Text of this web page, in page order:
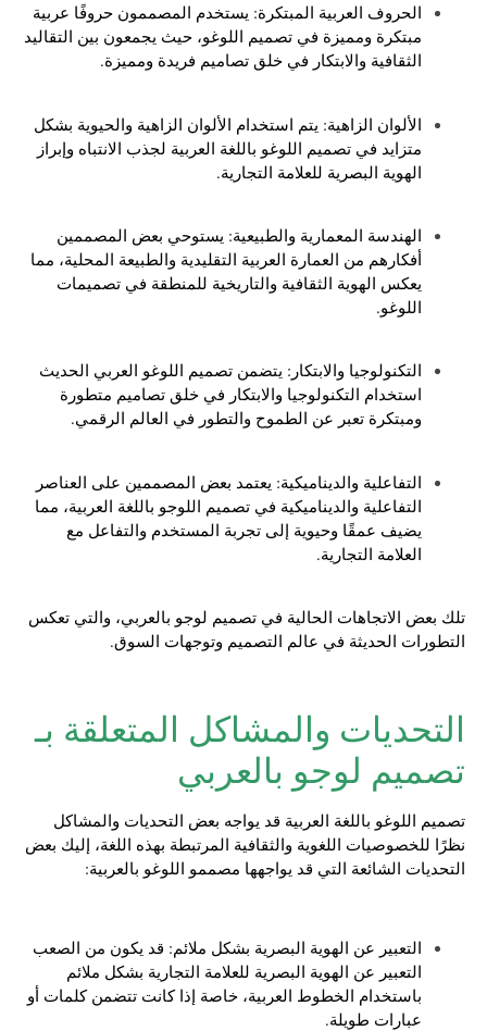
الحروف العربية المبتكرة: يستخدم المصممون حروفًا عربية
مبتكرة ومميزة في تصميم اللوغو، حيث يجمعون بين التقاليد
الثقافية والابتكار في خلق تصاميم فريدة ومميزة.
الألوان الزاهية: يتم استخدام الألوان الزاهية والحيوية بشكل
متزايد في تصميم اللوغو باللغة العربية لجذب الانتباه وإبراز
الهوية البصرية للعلامة التجارية.
الهندسة المعمارية والطبيعية: يستوحي بعض المصممين
أفكارهم من العمارة العربية التقليدية والطبيعة المحلية، مما
يعكس الهوية الثقافية والتاريخية للمنطقة في تصميمات
اللوغو.
التكنولوجيا والابتكار: يتضمن تصميم اللوغو العربي الحديث
استخدام التكنولوجيا والابتكار في خلق تصاميم متطورة
ومبتكرة تعبر عن الطموح والتطور في العالم الرقمي.
التفاعلية والديناميكية: يعتمد بعض المصممين على العناصر
التفاعلية والديناميكية في تصميم اللوجو باللغة العربية، مما
يضيف عمقًا وحيوية إلى تجربة المستخدم والتفاعل مع
العلامة التجارية.
تلك بعض الاتجاهات الحالية في تصميم لوجو بالعربي، والتي تعكس
التطورات الحديثة في عالم التصميم وتوجهات السوق.
التحديات والمشاكل المتعلقة بـ
تصميم لوجو بالعربي
تصميم اللوغو باللغة العربية قد يواجه بعض التحديات والمشاكل
نظرًا للخصوصيات اللغوية والثقافية المرتبطة بهذه اللغة، إليك بعض
التحديات الشائعة التي قد يواجهها مصممو اللوغو بالعربية:
التعبير عن الهوية البصرية بشكل ملائم: قد يكون من الصعب
التعبير عن الهوية البصرية للعلامة التجارية بشكل ملائم
باستخدام الخطوط العربية، خاصة إذا كانت تتضمن كلمات أو
عبارات طويلة.